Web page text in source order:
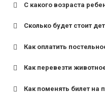
С какого возраста
для поездов
для пригородных
Сколько будет стоит
Как оплатить
Как перевезти
Как поменять билет на